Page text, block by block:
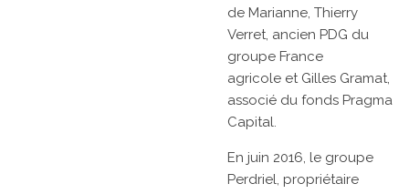
de Marianne, Thierry
Verret, ancien PDG du
groupe France
agricole et Gilles Gramat,
associé du fonds Pragma
Capital.
En juin 2016, le groupe
Perdriel, propriétaire